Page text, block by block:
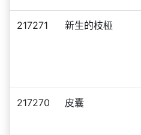
217271 新生的枝桠
217270 皮囊